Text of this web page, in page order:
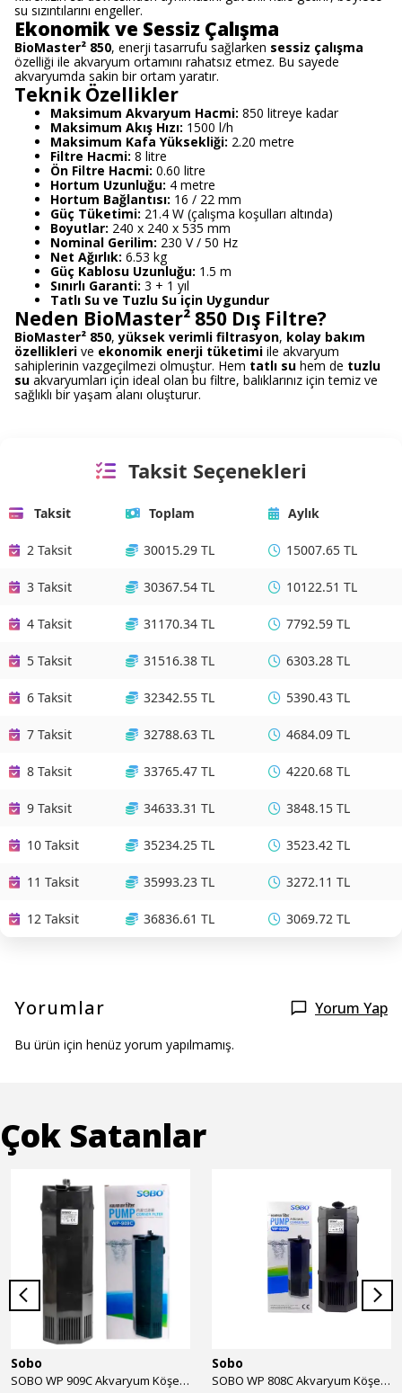
su sızıntılarını engeller.
Ekonomik ve Sessiz Çalışma
BioMaster² 850, enerji tasarrufu sağlarken sessiz çalışma
özelliği ile akvaryum ortamını rahatsız etmez. Bu sayede
akvaryumda sakin bir ortam yaratır.
Teknik Özellikler
Maksimum Akvaryum Hacmi: 850 litreye kadar
Maksimum Akış Hızı: 1500 l/h
Maksimum Kafa Yüksekliği: 2.20 metre
Filtre Hacmi: 8 litre
Ön Filtre Hacmi: 0.60 litre
Hortum Uzunluğu: 4 metre
Hortum Bağlantısı: 16 / 22 mm
Güç Tüketimi: 21.4 W (çalışma koşulları altında)
Boyutlar: 240 x 240 x 535 mm
Nominal Gerilim: 230 V / 50 Hz
Net Ağırlık: 6.53 kg
Güç Kablosu Uzunluğu: 1.5 m
Sınırlı Garanti: 3 + 1 yıl
Tatlı Su ve Tuzlu Su için Uygundur
Neden BioMaster² 850 Dış Filtre?
BioMaster² 850,yüksek verimli filtrasyon, kolay bakım
özellikleri ve ekonomik enerji tüketimi ile akvaryum
sahiplerinin vazgeçilmezi olmuştur. Hem tatlı su hem de tuzlu
su akvaryumları için ideal olan bu filtre, balıklarınız için temiz ve
sağlıklı bir yaşam alanı oluşturur.
Taksit Seçenekleri
Taksit Toplam Aylık
2 Taksit 30015.29 TL 15007.65 TL
3 Taksit 30367.54 TL 10122.51 TL
4 Taksit 31170.34 TL 7792.59 TL
5 Taksit 31516.38 TL 6303.28 TL
6 Taksit 32342.55 TL 5390.43 TL
7 Taksit 32788.63 TL 4684.09 TL
8 Taksit 33765.47 TL 4220.68 TL
9 Taksit 34633.31 TL 3848.15 TL
10 Taksit 35234.25 TL 3523.42 TL
11 Taksit 35993.23 TL 3272.11 TL
12 Taksit 36836.61 TL 3069.72 TL
Yorumlar Yorum Yap
Bu ürün için henüz yorum yapılmamış.
Çok Satanlar
Sobo
SOBO WP 909C Akvaryum Köşe İç Filtre 1600 l/h 28w
Sobo
SOBO WP 808C Akvaryum Köşe İç Filtre 800 l/h 15w